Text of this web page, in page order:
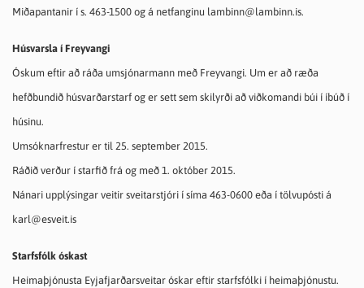
Miðapantanir í s. 463-1500 og á netfanginu lambinn@lambinn.is.
Húsvarsla í Freyvangi
Óskum eftir að ráða umsjónarmann með Freyvangi. Um er að ræða
hefðbundið húsvarðarstarf og er sett sem skilyrði að viðkomandi búi í íbúð í
húsinu.
Umsóknarfrestur er til 25. september 2015.
Ráðið verður í starfið frá og með 1. október 2015.
Nánari upplýsingar veitir sveitarstjóri í síma 463-0600 eða í tölvupósti á
karl@esveit.is
Starfsfólk óskast
Heimaþjónusta Eyjafjarðarsveitar óskar eftir starfsfólki í heimaþjónustu.